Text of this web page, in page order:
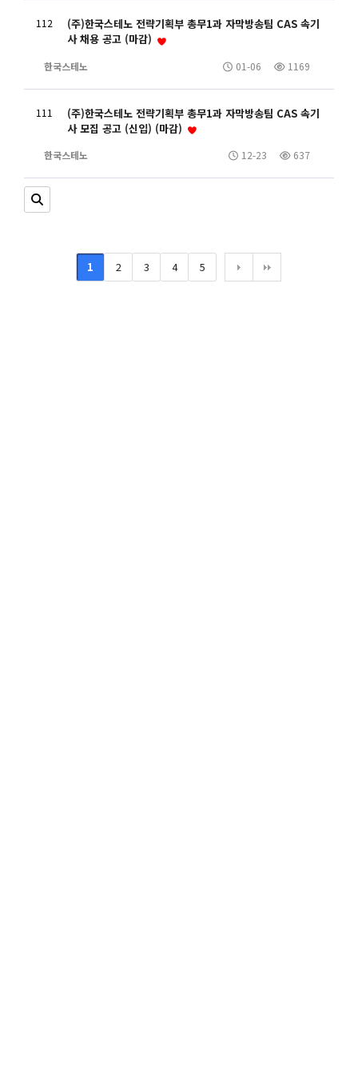
112
(주)한국스테노 전략기획부 총무1과 자막방송팀 CAS 속기
사 채용 공고 (마감)
한국스테노 1169
01-06
111
(주)한국스테노 전략기획부 총무1과 자막방송팀 CAS 속기
사 모집 공고 (신입) (마감)
한국스테노 637
12-23
1 2 3 4 5